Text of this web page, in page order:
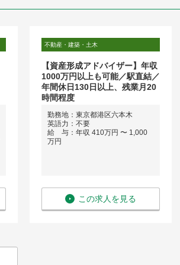
不動産・建築・土木
【資産形成アドバイザー】年収
1000万円以上も可能／駅直結／
年間休日130日以上、残業月20
時間程度
勤務地：東京都港区六本木
英語力：不要
給 与：年収 410万円 〜 1,000
万円
この求人を見る